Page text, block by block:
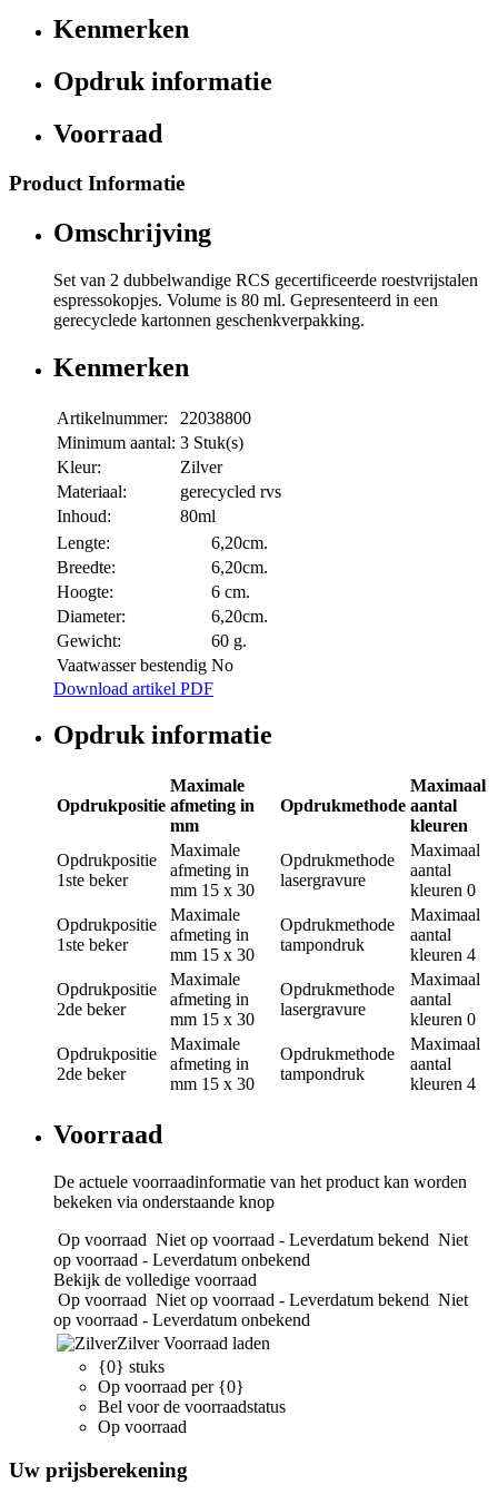
Kenmerken
Opdruk informatie
Voorraad
Product Informatie
Omschrijving
Set van 2 dubbelwandige RCS gecertificeerde roestvrijstalen
espressokopjes. Volume is 80 ml. Gepresenteerd in een
gerecyclede kartonnen geschenkverpakking.
Kenmerken
Artikelnummer:
22038800
Minimum aantal: 3 Stuk(s)
Kleur:
Zilver
Materiaal:
gerecycled rvs
Inhoud:
80ml
Lengte:
6,20cm.
Breedte:
6,20cm.
Hoogte:
6 cm.
Diameter:
6,20cm.
Gewicht:
60 g.
Vaatwasser bestendig No
Download artikel PDF
Opdruk informatie
Opdrukpositie
Maximale
afmeting in
mm
Opdrukmethode
Maximaal
aantal
kleuren
Opdrukpositie
1ste beker
Maximale
afmeting in
mm 15 x 30
Opdrukmethode
lasergravure
Maximaal
aantal
kleuren 0
Opdrukpositie
1ste beker
Maximale
afmeting in
mm 15 x 30
Opdrukmethode
tampondruk
Maximaal
aantal
kleuren 4
Opdrukpositie
2de beker
Maximale
afmeting in
mm 15 x 30
Opdrukmethode
lasergravure
Maximaal
aantal
kleuren 0
Opdrukpositie
2de beker
Maximale
afmeting in
mm 15 x 30
Opdrukmethode
tampondruk
Maximaal
aantal
kleuren 4
Voorraad
De actuele voorraadinformatie van het product kan worden
bekeken via onderstaande knop
Op voorraad Niet op voorraad - Leverdatum bekend Niet
op voorraad - Leverdatum onbekend
Bekijk de volledige voorraad
Op voorraad Niet op voorraad - Leverdatum bekend Niet
op voorraad - Leverdatum onbekend
Zilver Voorraad laden
{0} stuks
Op voorraad per {0}
Bel voor de voorraadstatus
Op voorraad
Uw prijsberekening